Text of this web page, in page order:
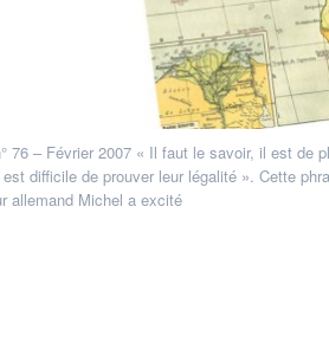
76 – Février 2007 « Il faut le savoir, il est de
difficile de prouver leur légalité ». Cette
allemand Michel a excité